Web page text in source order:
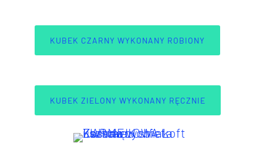
KUBEK CZARNY WYKONANY ROBIONY
KUBEK ZIELONY WYKONANY RĘCZNIE